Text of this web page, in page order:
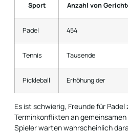
Sport Anzahl von
Padel 454
Tennis Tausende
Pickleball Erhöhung der
Es ist schwierig, Freunde für
Terminkonflikten an
Spieler warten wahrscheinlich